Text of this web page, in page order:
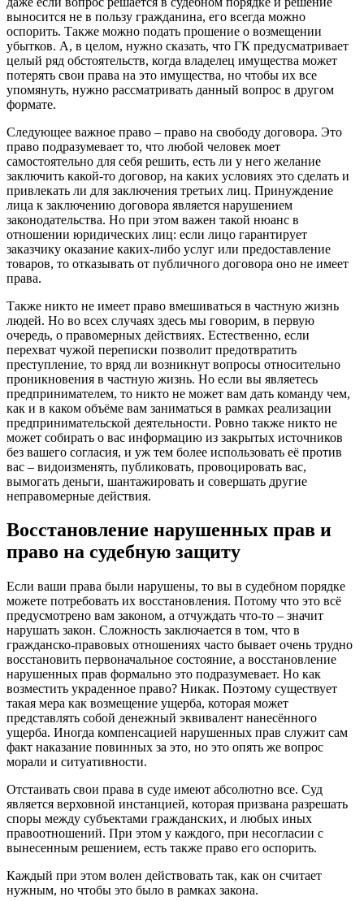
выносится не в пользу гражданина, его всегда можно
оспорить. Также можно подать прошение о возмещении
убытков. А, в целом, нужно сказать, что ГК предусматривает
целый ряд обстоятельств, когда владелец имущества может
потерять свои права на это имущества, но чтобы их все
упомянуть, нужно рассматривать данный вопрос в другом
формате.
Следующее важное право – право на свободу договора. Это
право подразумевает то, что любой человек моет
самостоятельно для себя решить, есть ли у него желание
заключить какой-то договор, на каких условиях это сделать и
привлекать ли для заключения третьих лиц. Принуждение
лица к заключению договора является нарушением
законодательства. Но при этом важен такой нюанс в
отношении юридических лиц: если лицо гарантирует
заказчику оказание каких-либо услуг или предоставление
товаров, то отказывать от публичного договора оно не имеет
права.
Также никто не имеет право вмешиваться в частную жизнь
людей. Но во всех случаях здесь мы говорим, в первую
очередь, о правомерных действиях. Естественно, если
перехват чужой переписки позволит предотвратить
преступление, то вряд ли возникнут вопросы относительно
проникновения в частную жизнь. Но если вы являетесь
предпринимателем, то никто не может вам дать команду чем,
как и в каком объёме вам заниматься в рамках реализации
предпринимательской деятельности. Ровно также никто не
может собирать о вас информацию из закрытых источников
без вашего согласия, и уж тем более использовать её против
вас – видоизменять, публиковать, провоцировать вас,
вымогать деньги, шантажировать и совершать другие
неправомерные действия.
Восстановление нарушенных прав и
право на судебную защиту
Если ваши права были нарушены, то вы в судебном порядке
можете потребовать их восстановления. Потому что это всё
предусмотрено вам законом, а отчуждать что-то – значит
нарушать закон. Сложность заключается в том, что в
гражданско-правовых отношениях часто бывает очень трудно
восстановить первоначальное состояние, а восстановление
нарушенных прав формально это подразумевает. Но как
возместить украденное право? Никак. Поэтому существует
такая мера как возмещение ущерба, которая может
представлять собой денежный эквивалент нанесённого
ущерба. Иногда компенсацией нарушенных прав служит сам
факт наказание повинных за это, но это опять же вопрос
морали и ситуативности.
Отстаивать свои права в суде имеют абсолютно все. Суд
является верховной инстанцией, которая призвана разрешать
споры между субъектами гражданских, и любых иных
правоотношений. При этом у каждого, при несогласии с
вынесенным решением, есть также право его оспорить.
Каждый при этом волен действовать так, как он считает
нужным, но чтобы это было в рамках закона.